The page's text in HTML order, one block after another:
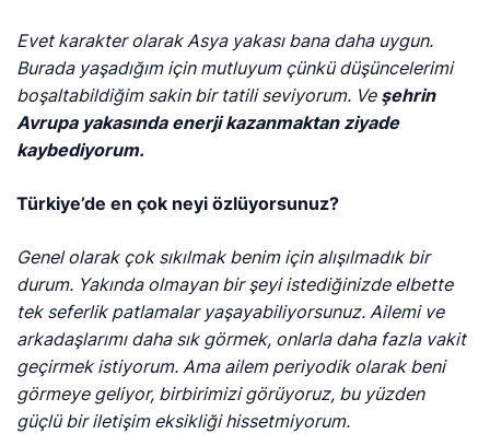
Evet karakter olarak Asya yakası bana daha uygun.
Burada yaşadığım için mutluyum çünkü düşüncelerimi
boşaltabildiğim sakin bir tatili seviyorum. Ve şehrin
Avrupa yakasında enerji kazanmaktan ziyade
kaybediyorum.
Türkiye’de en çok neyi özlüyorsunuz?
Genel olarak çok sıkılmak benim için alışılmadık bir
durum. Yakında olmayan bir şeyi istediğinizde elbette
tek seferlik patlamalar yaşayabiliyorsunuz. Ailemi ve
arkadaşlarımı daha sık görmek, onlarla daha fazla vakit
geçirmek istiyorum. Ama ailem periyodik olarak beni
görmeye geliyor, birbirimizi görüyoruz, bu yüzden
güçlü bir iletişim eksikliği hissetmiyorum.